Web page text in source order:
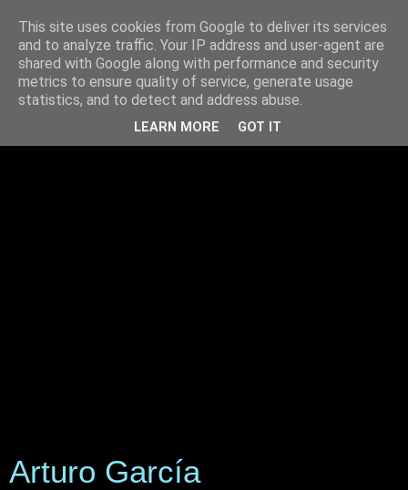
Arturo García
This site uses cookies from Google to deliver its services
and to analyze traffic. Your IP address and user-agent are
shared with Google along with performance and security
metrics to ensure quality of service, generate usage
statistics, and to detect and address abuse.
LEARN MORE GOT IT